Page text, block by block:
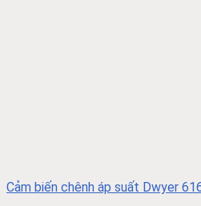
Cảm biến chênh áp suất Dwyer